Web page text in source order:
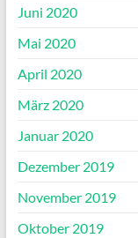
Juni 2020
Mai 2020
April 2020
März 2020
Januar 2020
Dezember 2019
November 2019
Oktober 2019